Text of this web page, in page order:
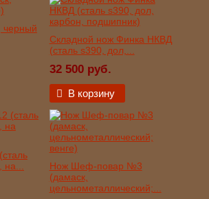
черный
Складной нож Финка НКВД
(сталь s390, дол,...
32 500 руб.
В корзину
Нож Шеф-повар №3
(дамаск,
цельнометаллический;...